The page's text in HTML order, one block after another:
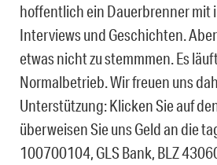
hoffentlich ein Dauerbrenner mit
Interviews und Geschichten.
etwas nicht zu stemmmen. Es
Normalbetrieb. Wir freuen uns
Unterstützung: Klicken Sie auf
überweisen Sie uns Geld an die
100700104, GLS Bank, BLZ